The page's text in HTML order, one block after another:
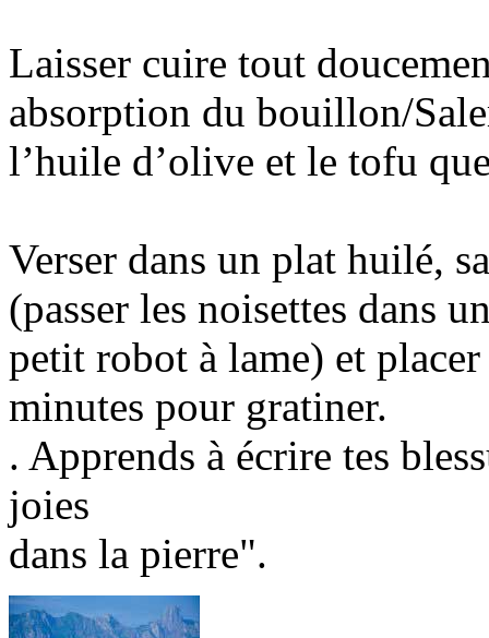
Laisser cuire tout
absorption du bouillon/
l’huile d’olive et le tofu
Verser dans un plat huilé,
(passer les noisettes dans
petit robot à lame) et
minutes pour gratiner.
. Apprends à écrire tes
joies
dans la pierre".